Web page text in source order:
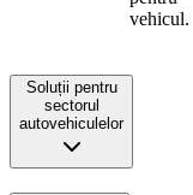
vehicul.
Soluții pentru
sectorul
autovehiculelor